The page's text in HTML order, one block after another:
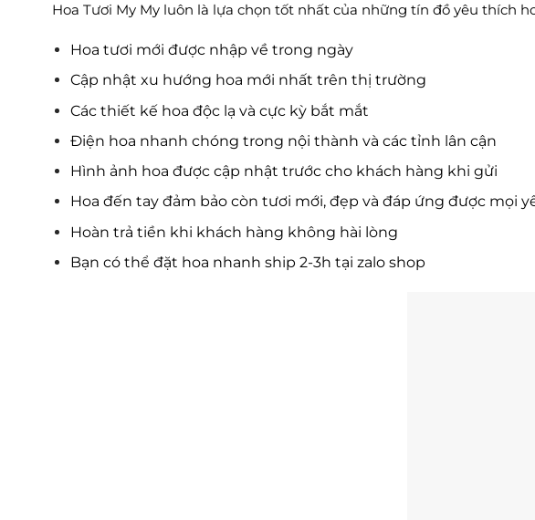
Hoa Tươi My My luôn là lựa chọn tốt nhất của những tín đồ yêu thích
Hoa tươi mới được nhập về trong ngày
Cập nhật xu hướng hoa mới nhất trên thị trường
Các thiết kế hoa độc lạ và cực kỳ bắt mắt
Điện hoa nhanh chóng trong nội thành và các tỉnh lân cận
Hình ảnh hoa được cập nhật trước cho khách hàng khi gửi
Hoa đến tay đảm bảo còn tươi mới, đẹp và đáp ứng được mọi
Hoàn trả tiền khi khách hàng không hài lòng
Bạn có thể đặt hoa nhanh ship 2-3h tại zalo shop